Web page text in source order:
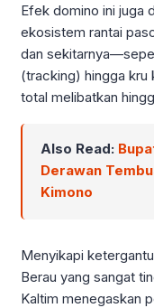
Efek domino ini juga
ekosistem rantai
dan
(tracking) hingga
total melibatkan
Also Read:
Derawan
Kimono
Menyikapi
Berau yang sangat
Kaltim menegaskan